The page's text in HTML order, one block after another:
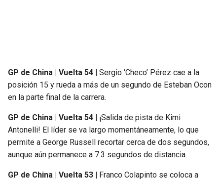
GP de China | Vuelta 54 |
Sergio ‘Checo’ Pérez cae a la
posición 15 y rueda a más de un segundo de Esteban Ocon
en la parte final de la carrera.
GP de China | Vuelta 54 |
¡Salida de pista de Kimi
Antonelli! El líder se va largo momentáneamente, lo que
permite a George Russell recortar cerca de dos segundos,
aunque aún permanece a 7.3 segundos de distancia.
GP de China | Vuelta 53 |
Franco Colapinto se coloca a